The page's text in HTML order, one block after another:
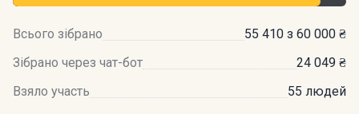
Всього зібрано
55 410 з 60 000 ₴
Зібрано через чат-бот
24 049 ₴
Взяло участь
55 людей